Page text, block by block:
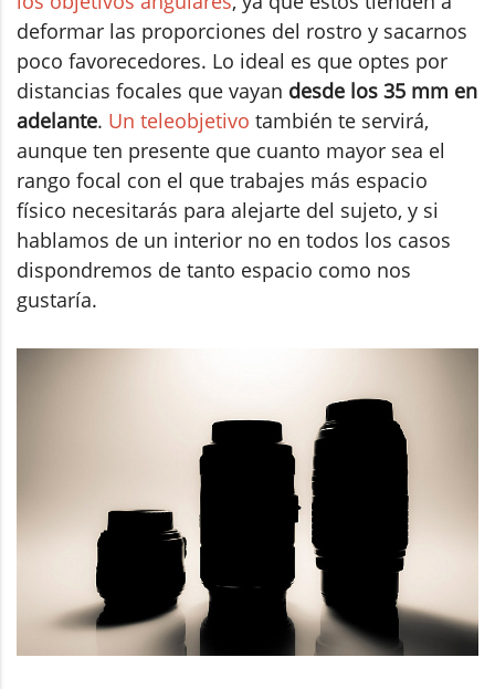
deformar las proporciones del rostro y sacarnos
poco favorecedores. Lo ideal es que optes por
distancias focales que vayan desde los 35 mm en
adelante. Un teleobjetivo también te servirá,
aunque ten presente que cuanto mayor sea el
rango focal con el que trabajes más espacio
físico necesitarás para alejarte del sujeto, y si
hablamos de un interior no en todos los casos
dispondremos de tanto espacio como nos
gustaría.